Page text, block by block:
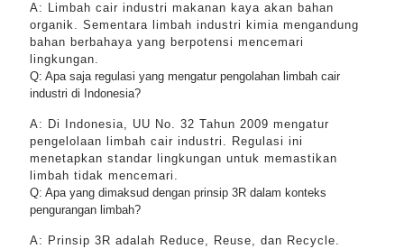
A: Limbah cair industri makanan kaya akan bahan
organik. Sementara limbah industri kimia mengandung
bahan berbahaya yang berpotensi mencemari
lingkungan.
Q: Apa saja regulasi yang mengatur pengolahan limbah cair
industri di Indonesia?
A: Di Indonesia, UU No. 32 Tahun 2009 mengatur
pengelolaan limbah cair industri. Regulasi ini
menetapkan standar lingkungan untuk memastikan
limbah tidak mencemari.
Q: Apa yang dimaksud dengan prinsip 3R dalam konteks
pengurangan limbah?
A: Prinsip 3R adalah Reduce, Reuse, dan Recycle.